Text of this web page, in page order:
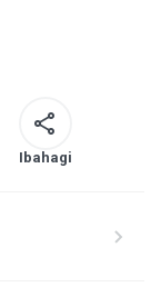
Ibahagi